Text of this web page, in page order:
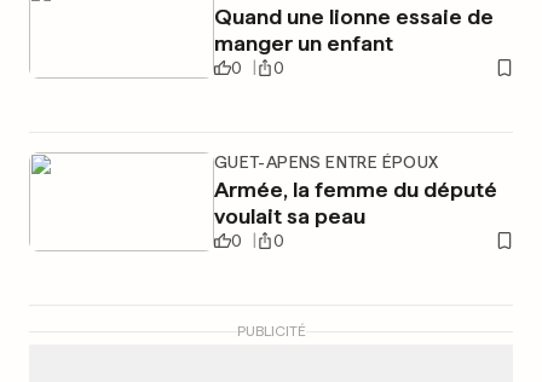
Quand une lionne essaie de
manger un enfant
0 0
GUET-APENS ENTRE ÉPOUX
Armée, la femme du député
voulait sa peau
0 0
PUBLICITÉ